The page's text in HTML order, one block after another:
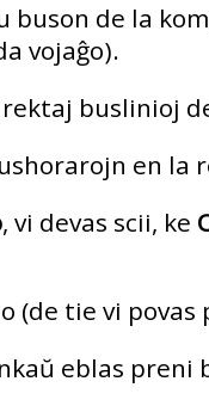
buson de la
vojaĝo).
buslinioj
en la
, vi devas scii, ke
(de tie vi povas
eblas